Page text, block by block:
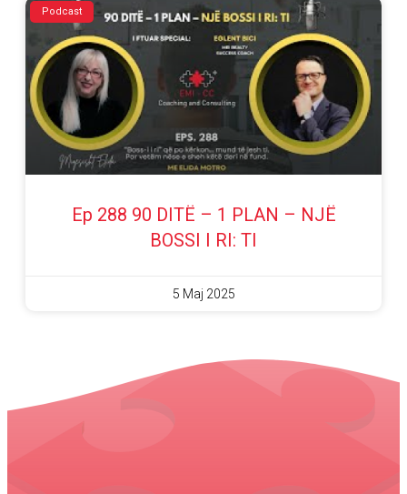
Podcast
Ep 288 90 DITË – 1 PLAN – NJË
BOSSI I RI: TI
5 Maj 2025